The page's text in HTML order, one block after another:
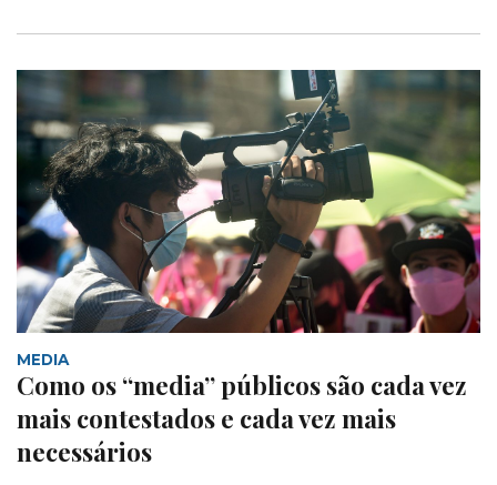
MEDIA
Como os “media” públicos são cada vez
mais contestados e cada vez mais
necessários